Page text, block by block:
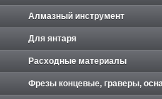
Алмазный инструмент
Для янтаря
Расходные материалы
Фрезы концевые, граверы,